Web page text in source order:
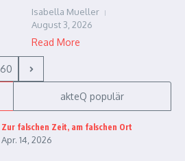
Isabella Mueller
August 3, 2026
Read More
60
akteQ populär
Zur falschen Zeit, am falschen Ort
Apr. 14, 2026